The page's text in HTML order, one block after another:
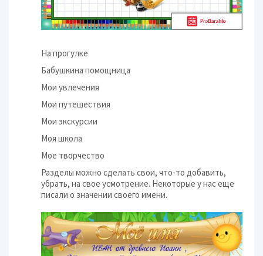
На прогулке
Бабушкина помощница
Мои увлечения
Мои путешествия
Мои экскурсии
Моя школа
Мое творчество
Разделы можно сделать свои, что-то добавить,
убрать, на свое усмотрение. Некоторые у нас еще
писали о значении своего имени.